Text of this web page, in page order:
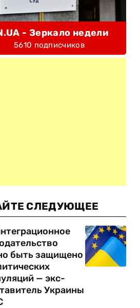
- Зеркало недели
5610 подписчиков
СЛЕДУЮЩЕЕ
быть защищено
— экс-
Украины